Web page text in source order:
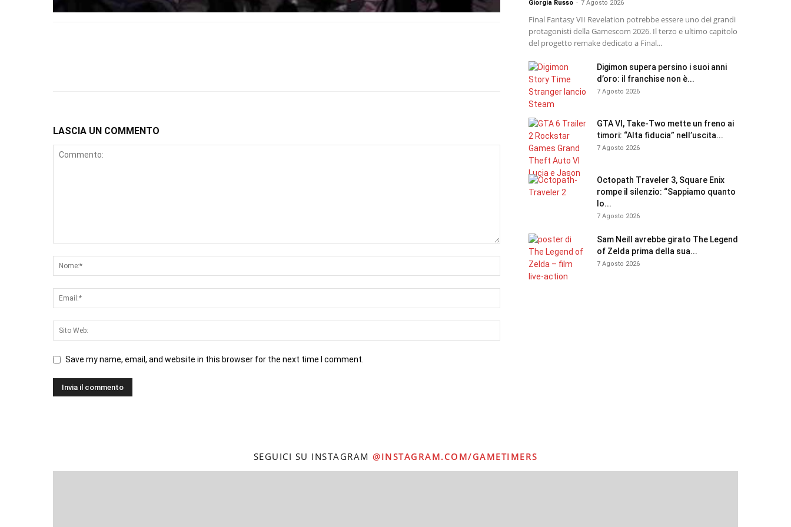
LASCIA UN COMMENTO
Save my name, email, and website in this browser for the next time I comment.
Giorgia Russo - 7 Agosto 2026
Final Fantasy VII Revelation potrebbe essere uno dei grandi
protagonisti della Gamescom 2026. Il terzo e ultimo capitolo
del progetto remake dedicato a Final...
Digimon supera persino i suoi anni
d’oro: il franchise non è...
7 Agosto 2026
GTA VI, Take-Two mette un freno ai
timori: “Alta fiducia” nell’uscita...
7 Agosto 2026
Octopath Traveler 3, Square Enix
rompe il silenzio: “Sappiamo quanto
lo...
7 Agosto 2026
Sam Neill avrebbe girato The Legend
of Zelda prima della sua...
7 Agosto 2026
SEGUICI SU INSTAGRAM @INSTAGRAM.COM/GAMETIMERS